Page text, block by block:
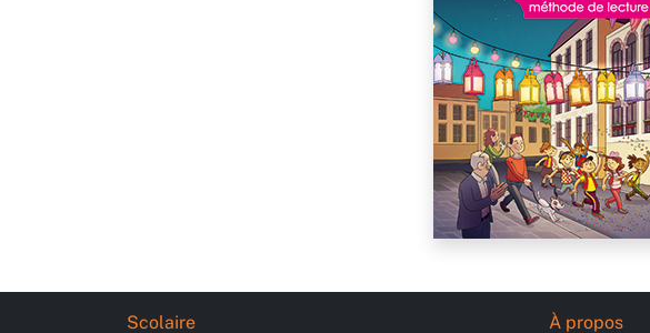
Scolaire À propos